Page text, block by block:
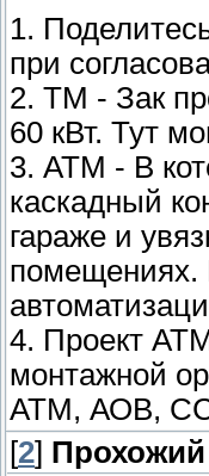
1.
при
2. ТМ - Зак
60 кВт. Тут
3. АТМ - В
каскадный
гараже и
помещениях.
4. Проект
монтажной
АТМ, АОВ,
[2] Прохожий